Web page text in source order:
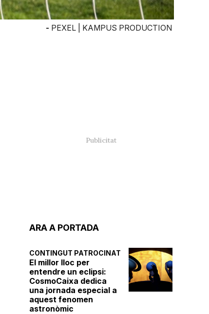
- PEXEL | KAMPUS PRODUCTION
ARA A PORTADA
CONTINGUT PATROCINAT
El millor lloc per
entendre un eclipsi:
CosmoCaixa dedica
una jornada especial a
aquest fenomen
astronòmic